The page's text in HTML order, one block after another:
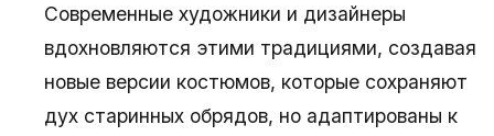
Современные художники и дизайнеры
вдохновляются этими традициями, создавая
новые версии костюмов, которые сохраняют
дух старинных обрядов, но адаптированы к